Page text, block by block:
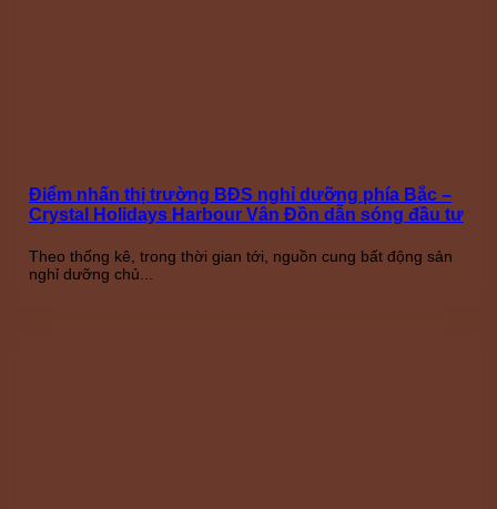
Điểm nhấn thị trường BĐS nghỉ dưỡng phía Bắc –
Crystal Holidays Harbour Vân Đồn dẫn sóng đầu tư
Theo thống kê, trong thời gian tới, nguồn cung bất động sản
nghỉ dưỡng chủ...